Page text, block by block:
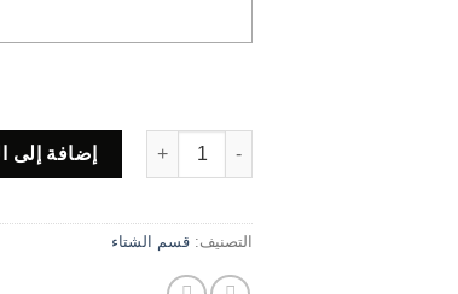
إضافة إلى
التصنيف: قسم الشتاء